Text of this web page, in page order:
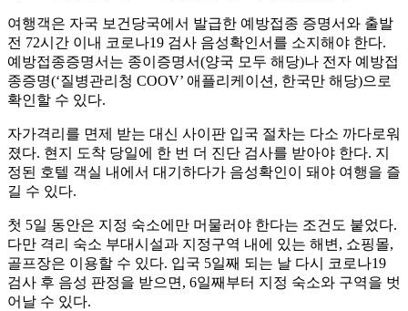
여행객은 자국 보건당국에서 발급한 예방접종 증명서와 출발
전 72시간 이내 코로나19 검사 음성확인서를 소지해야 한다.
예방접종증명서는 종이증명서(양국 모두 해당)나 전자 예방접
종증명(‘질병관리청 COOV’ 애플리케이션, 한국만 해당)으로
확인할 수 있다.
자가격리를 면제 받는 대신 사이판 입국 절차는 다소 까다로워
졌다. 현지 도착 당일에 한 번 더 진단 검사를 받아야 한다. 지
정된 호텔 객실 내에서 대기하다가 음성확인이 돼야 여행을 즐
길 수 있다.
첫 5일 동안은 지정 숙소에만 머물러야 한다는 조건도 붙었다.
다만 격리 숙소 부대시설과 지정구역 내에 있는 해변, 쇼핑몰,
골프장은 이용할 수 있다. 입국 5일째 되는 날 다시 코로나19
검사 후 음성 판정을 받으면, 6일째부터 지정 숙소와 구역을 벗
어날 수 있다.